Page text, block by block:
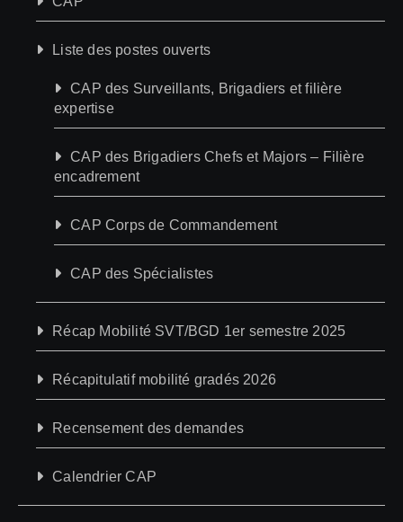
Liste des postes ouverts
CAP des Surveillants, Brigadiers et filière
expertise
CAP des Brigadiers Chefs et Majors – Filière
encadrement
CAP Corps de Commandement
CAP des Spécialistes
Récap Mobilité SVT/BGD 1er semestre 2025
Récapitulatif mobilité gradés 2026
Recensement des demandes
Calendrier CAP